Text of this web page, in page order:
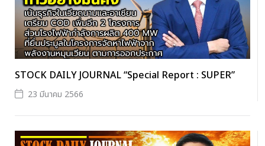
STOCK DAILY JOURNAL “Special Report : SUPER”
23 มีนาคม 2566